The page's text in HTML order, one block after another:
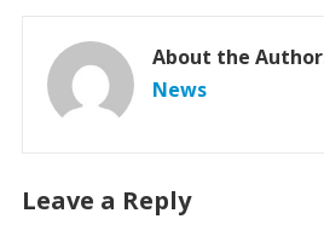
About the
News
Leave a Reply